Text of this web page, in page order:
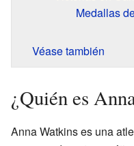
Medallas
Véase también
¿Quién es
Anna Watkins es una